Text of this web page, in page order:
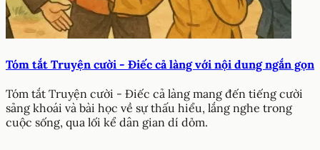
Tóm tắt Truyện cười - Điếc cả làng với nội dung ngắn gọn
Tóm tắt Truyện cười - Điếc cả làng mang đến tiếng cười
sảng khoái và bài học về sự thấu hiểu, lắng nghe trong
cuộc sống, qua lối kể dân gian dí dỏm.